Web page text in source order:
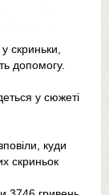
скриньки,
допомогу.
у сюжеті
куди
скриньок